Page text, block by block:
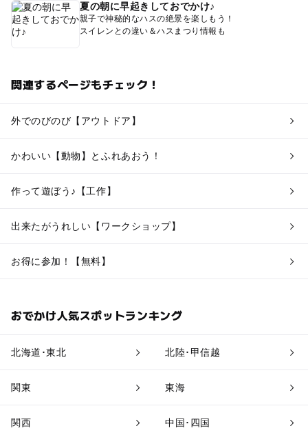
夏の朝に早起きしておでかけ♪
親子で神秘的なハスの絶景を楽しもう！
スイレンとの違い＆ハスまつり情報も
関連するページもチェック！
外でのびのび【アウトドア】
かわいい【動物】とふれあおう！
作って遊ぼう♪【工作】
出来たがうれしい【ワークショップ】
お得に参加！【無料】
おでかけ人気スポットランキング
北海道･東北 北陸･甲信越
関東 東海
関西 中国･四国